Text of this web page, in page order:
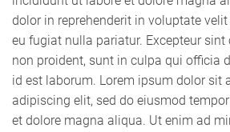
dolor in reprehenderit in voluptate
eu fugiat nulla pariatur. Excepteur
non proident, sunt in culpa qui officia
id est laborum. Lorem ipsum dolor sit
adipiscing elit, sed do eiusmod
et dolore magna aliqua. Ut enim ad